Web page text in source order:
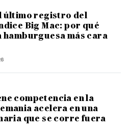
último registro del
Big Mac: por qué
hamburguesa más cara
competencia en la
acelera en una
que se corre fuera